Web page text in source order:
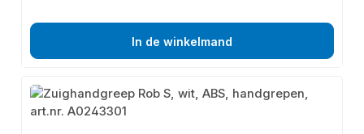
In de winkelmand